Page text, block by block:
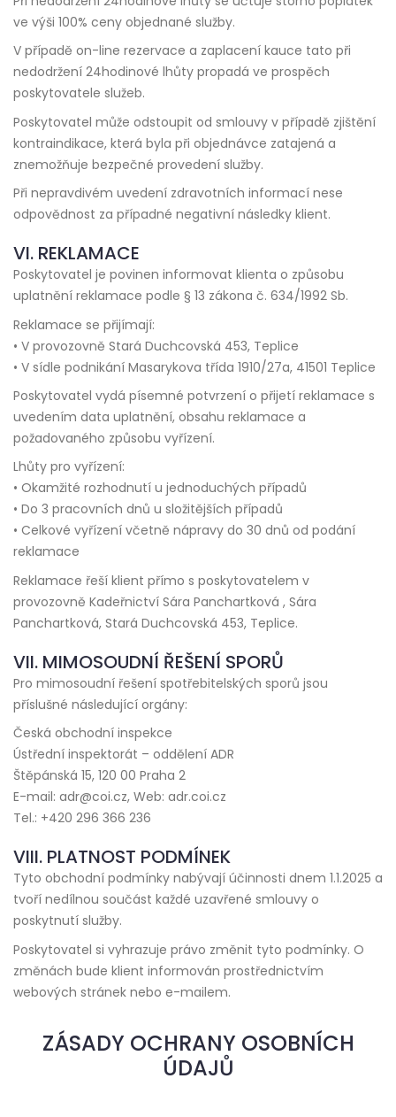
ve výši 100% ceny objednané služby.
V případě on-line rezervace a zaplacení kauce tato při
nedodržení 24hodinové lhůty propadá ve prospěch
poskytovatele služeb.
Poskytovatel může odstoupit od smlouvy v případě zjištění
kontraindikace, která byla při objednávce zatajená a
znemožňuje bezpečné provedení služby.
Při nepravdivém uvedení zdravotních informací nese
odpovědnost za případné negativní následky klient.
VI. REKLAMACE
Poskytovatel je povinen informovat klienta o způsobu
uplatnění reklamace podle § 13 zákona č. 634/1992 Sb.
Reklamace se přijímají:
• V provozovně Stará Duchcovská 453, Teplice
• V sídle podnikání Masarykova třída 1910/27a, 41501 Teplice
Poskytovatel vydá písemné potvrzení o přijetí reklamace s
uvedením data uplatnění, obsahu reklamace a
požadovaného způsobu vyřízení.
Lhůty pro vyřízení:
• Okamžité rozhodnutí u jednoduchých případů
• Do 3 pracovních dnů u složitějších případů
• Celkové vyřízení včetně nápravy do 30 dnů od podání
reklamace
Reklamace řeší klient přímo s poskytovatelem v
provozovně Kadeřnictví Sára Panchartková , Sára
Panchartková, Stará Duchcovská 453, Teplice.
VII. MIMOSOUDNÍ ŘEŠENÍ SPORŮ
Pro mimosoudní řešení spotřebitelských sporů jsou
příslušné následující orgány:
Česká obchodní inspekce
Ústřední inspektorát – oddělení ADR
Štěpánská 15, 120 00 Praha 2
E-mail: adr@coi.cz, Web: adr.coi.cz
Tel.: +420 296 366 236
VIII. PLATNOST PODMÍNEK
Tyto obchodní podmínky nabývají účinnosti dnem 1.1.2025 a
tvoří nedílnou součást každé uzavřené smlouvy o
poskytnutí služby.
Poskytovatel si vyhrazuje právo změnit tyto podmínky. O
změnách bude klient informován prostřednictvím
webových stránek nebo e-mailem.
ZÁSADY OCHRANY OSOBNÍCH
ÚDAJŮ